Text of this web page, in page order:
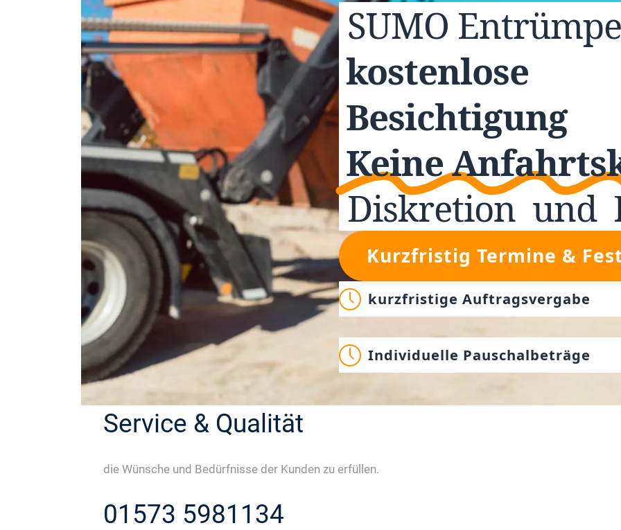
SUMO
kostenlose
Besichtigung
Keine
Diskretion und
Kurzfristig Termine &
kurzfristige Auftragsvergabe
Individuelle Pauschalbeträge
Service & Qualität
die Wünsche und Bedürfnisse der Kunden zu erfüllen.
01573 5981134